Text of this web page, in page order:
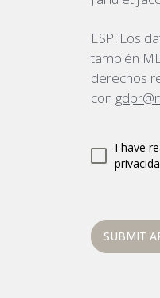
ESP: Los
también
derechos
con
I have
SUBMIT